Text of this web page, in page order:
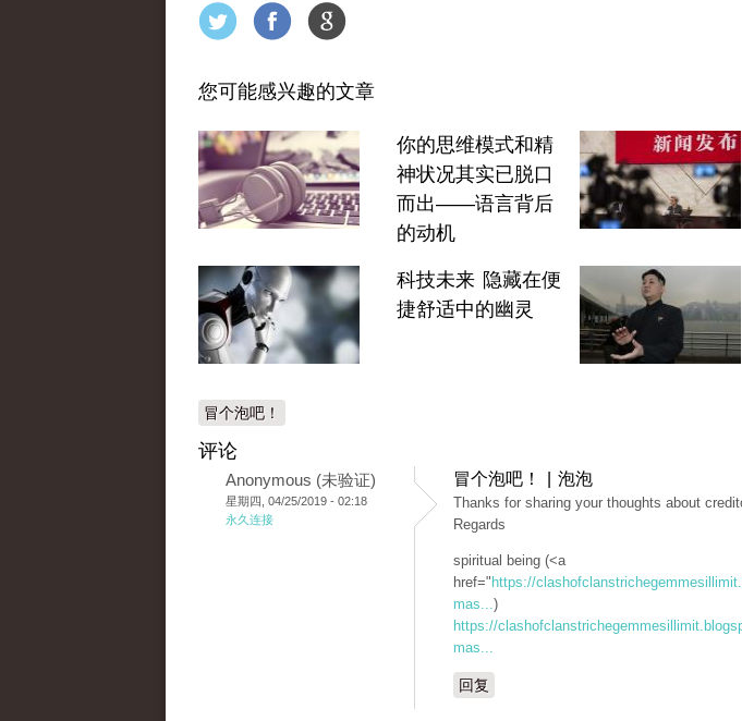
您可能感兴趣的文章
你的思维模式和精
神状况其实已脱口
而出——语言背后
的动机
科技未来 隐藏在便
捷舒适中的幽灵
冒个泡吧！
评论
Anonymous (未验证)
星期四, 04/25/2019 - 02:18
永久连接
冒个泡吧！ | 泡泡
Thanks for sharing your thoughts about
Regards
spiritual being (<a
href=" https://
mas...)
https://
mas...
回复